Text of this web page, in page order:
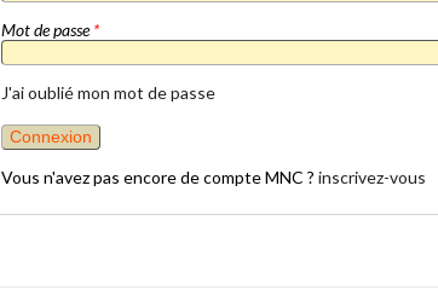
Mot de passe*
J'ai oublié mon mot de passe
Vous n'avez pas encore de compte MNC ? inscrivez-vous